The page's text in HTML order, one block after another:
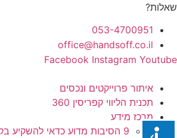
דלג
שאלות?
053-4700951
office@handsoff.co.il
Facebook Instagram Youtube
איתור פרוייקטים ונכסים
תכנית הליווי קפריסין 360
מרכז מידע
9 הסיבות מדוע כדאי להשקיע בקפריסין